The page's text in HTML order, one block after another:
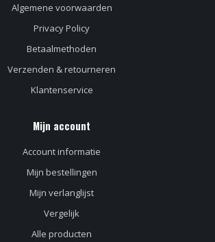
Algemene voorwaarden
Privacy Policy
Betaalmethoden
Verzenden & retourneren
Klantenservice
Mijn account
Account informatie
Mijn bestellingen
Mijn verlanglijst
Vergelijk
Alle producten